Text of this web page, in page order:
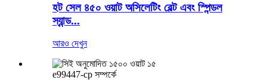
হট সেল ৪৫০ ওয়াট অসিলেটিং বেল্ট এবং স্পিন্ডল
স্যান্ড...
আরও দেখুন
e99447-cp সম্পর্কে